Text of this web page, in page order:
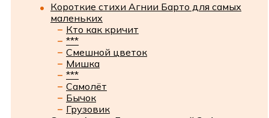
Короткие стихи Агнии Барто для самых
маленьких
Кто как кричит
***
Смешной цветок
Мишка
***
Самолёт
Бычок
Грузовик